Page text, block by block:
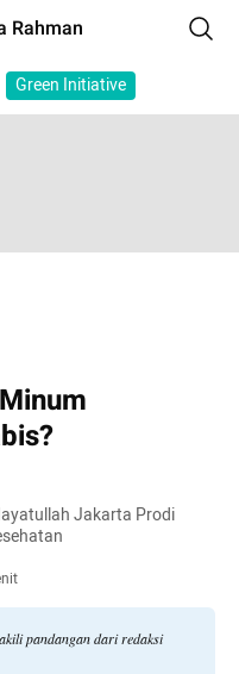
Rahman
Green Initiative
Jakarta Prodi
pandangan dari redaksi